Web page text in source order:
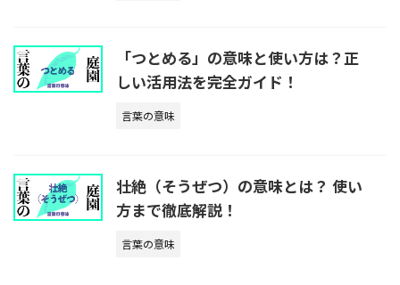
「つとめる」の意味と使い方は？正
しい活用法を完全ガイド！
言葉の意味
壮絶（そうぜつ）の意味とは？ 使い
方まで徹底解説！
言葉の意味